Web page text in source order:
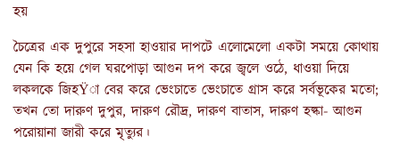
হয়
চৈত্রের এক দুপুরে সহসা হাওয়ার দাপটে এলোমেলো একটা সময়ে কোথায়
যেন কি হয়ে গেল ঘরপোড়া আগুন দপ করে জ্বলে ওঠে, ধাওয়া দিয়ে
লকলকে জিহŸা বের করে ভেংচাতে ভেংচাতে গ্রাস করে সর্বভূকের মতো;
তখন তো দারুণ দুপুর, দারুণ রৌদ্র, দারুণ বাতাস, দারুণ হল্কা- আগুন
পরোয়ানা জারী করে মৃত্যুর।